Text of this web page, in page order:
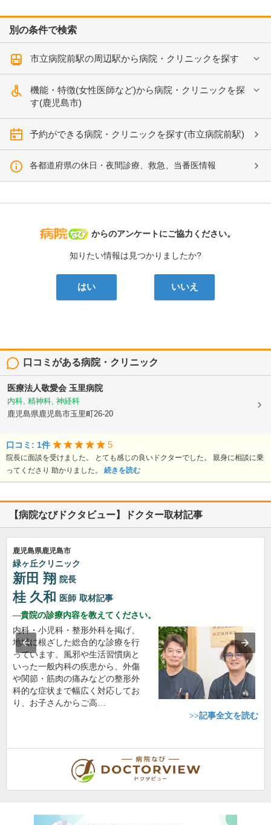
別の条件で検索
市立病院前駅の周辺駅から病院・クリニックを探す
機能・特徴(女性医師など)から病院・クリニックを探
す(鹿児島市)
予約ができる病院・クリニックを探す(市立病院前駅)
各都道府県の休日・夜間診療、救急、当番医情報
病院なび
からのアンケートにご協力ください。
知りたい情報は見つかりましたか?
はい いいえ
口コミがある病院・クリニック
医療法人敬愛会 玉里病院
内科, 精神科, 神経科
鹿児島県鹿児島市玉里町26-20
口コミ: 1件 5
院長に面談を受けました。 とても感じの良いドクターでした。 親身に相談に乗
ってくださり 助かりました。 続きを読む
【病院なびドクタビュー】ドクター取材記事
鹿児島県鹿児島市
緑ヶ丘クリニック
新田 翔 院長
桂 久和 医師 取材記事
貴院の診療内容を教えてください。
内科・小児科・整形外科を掲げ、
地域に根ざした総合的な診療を行
っています。風邪や生活習慣病と
いった一般内科の疾患から、外傷
や関節・筋肉の痛みなどの整形外
科的な症状まで幅広く対応してお
り、お子さんからご高…
>>記事全文を読む